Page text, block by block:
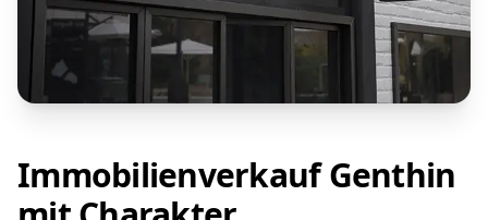
Immobilienverkauf Genthin